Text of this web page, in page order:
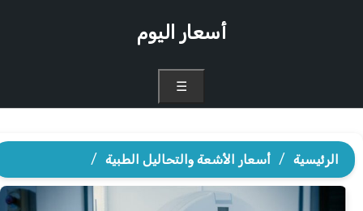
أسعار اليوم
الرئيسية / أسعار الأشعة والتحاليل الطبية /